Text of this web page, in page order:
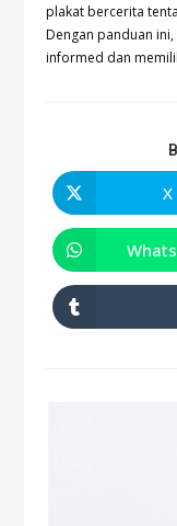
plakat bercerita
Dengan panduan
informed dan
X